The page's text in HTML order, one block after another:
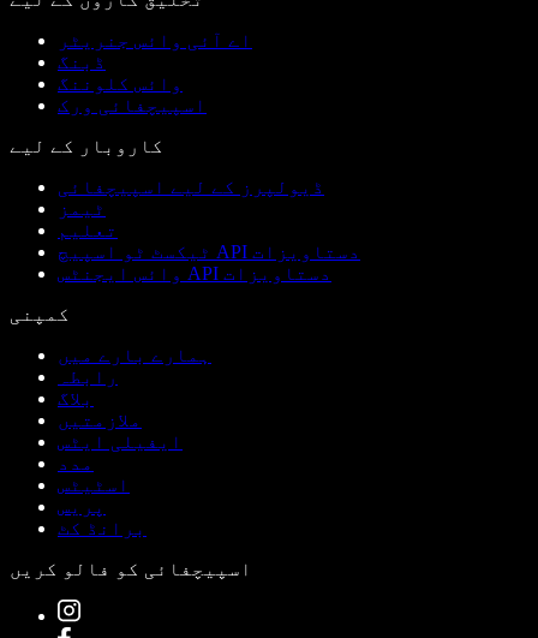
اے آئی وائس جنریٹر
ڈبنگ
وائس کلوننگ
اسپیچفائی ورک
کاروبار کے لیے
ڈیولپرز کے لیے اسپیچفائی
ٹیمز
تعلیم
ٹیکسٹ ٹو اسپیچ API دستاویزات
وائس ایجنٹس API دستاویزات
کمپنی
ہمارے بارے میں
رابطہ
بلاگ
ملازمتیں
ایفیلی ایٹس
مدد
اسٹیٹس
پریس
برانڈ کٹ
اسپیچفائی کو فالو کریں